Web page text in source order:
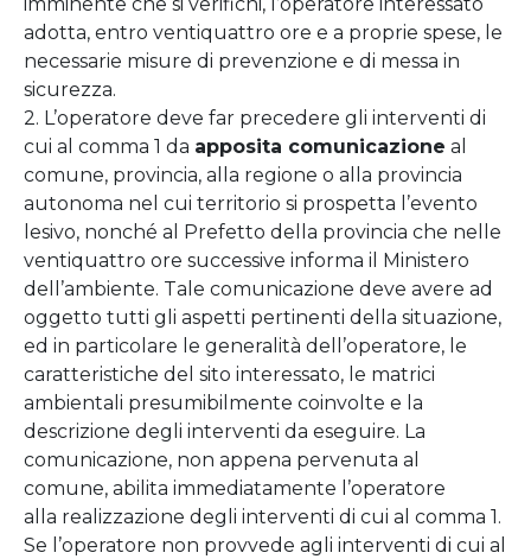
imminente che si verifichi, l’operatore interessato
adotta, entro ventiquattro ore e a proprie spese, le
necessarie misure di prevenzione e di messa in
sicurezza.
2. L’operatore deve far precedere gli interventi di
cui al comma 1 da apposita comunicazione al
comune, provincia, alla regione o alla provincia
autonoma nel cui territorio si prospetta l’evento
lesivo, nonché al Prefetto della provincia che nelle
ventiquattro ore successive informa il Ministero
dell’ambiente. Tale comunicazione deve avere ad
oggetto tutti gli aspetti pertinenti della situazione,
ed in particolare le generalità dell’operatore, le
caratteristiche del sito interessato, le matrici
ambientali presumibilmente coinvolte e la
descrizione degli interventi da eseguire. La
comunicazione, non appena pervenuta al
comune, abilita immediatamente l’operatore
alla realizzazione degli interventi di cui al comma 1.
Se l’operatore non provvede agli interventi di cui al